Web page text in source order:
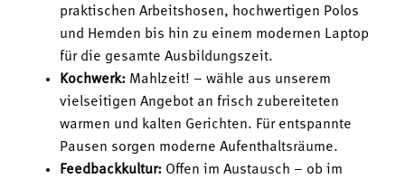
praktischen Arbeitshosen, hochwertigen Polos
und Hemden bis hin zu einem modernen Laptop
für die gesamte Ausbildungszeit.
Kochwerk: Mahlzeit! – wähle aus unserem
vielseitigen Angebot an frisch zubereiteten
warmen und kalten Gerichten. Für entspannte
Pausen sorgen moderne Aufenthaltsräume.
Feedbackkultur: Offen im Austausch – ob im